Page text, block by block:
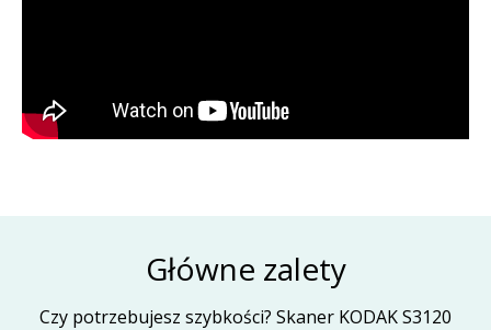
Główne zalety
Czy potrzebujesz szybkości? Skaner KODAK S3120